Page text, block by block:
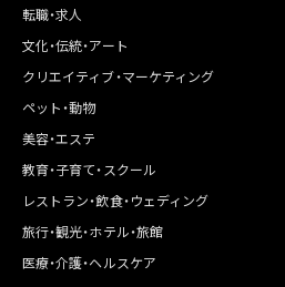
転職・求人
文化・伝統・アート
クリエイティブ・マーケティング
ペット・動物
美容・エステ
教育・子育て・スクール
レストラン・飲食・ウェディング
旅行・観光・ホテル・旅館
医療・介護・ヘルスケア